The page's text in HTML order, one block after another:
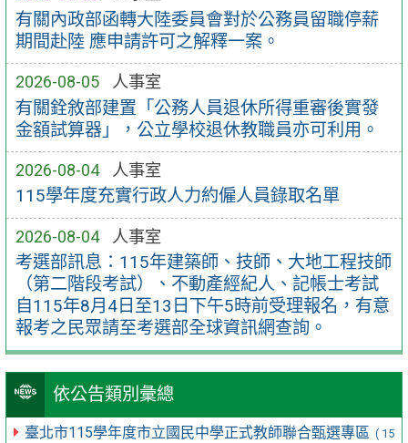
有關內政部函轉大陸委員會對於公務員留職停薪
期間赴陸 應申請許可之解釋一案。
2026-08-05 人事室
有關銓敘部建置「公務人員退休所得重審後實發
金額試算器」，公立學校退休教職員亦可利用。
2026-08-04 人事室
115學年度充實行政人力約僱人員錄取名單
2026-08-04 人事室
考選部訊息：115年建築師、技師、大地工程技師
（第二階段考試）、不動產經紀人、記帳士考試
自115年8月4日至13日下午5時前受理報名，有意
報考之民眾請至考選部全球資訊網查詢。
依公告類別彙總
臺北市115學年度市立國民中學正式教師聯合甄選專區 ( 15